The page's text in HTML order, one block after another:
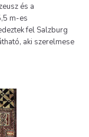
és a
m-es
fel Salzburg
aki szerelmese